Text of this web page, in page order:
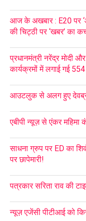
आज के अखबार : E20 पर
की चिट्ठी पर ‘खबर’ का
प्रधानमंत्री नरेंद्र मोदी
कार्यक्रमों में लगाई गई
आउटलुक से अलग हुए
एबीपी न्यूज़ से एंकर
साधना ग्रुप पर ED का
पर छापेमारी!
पत्रकार सरिता राव की
न्यूज़ एजेंसी पीटीआई को